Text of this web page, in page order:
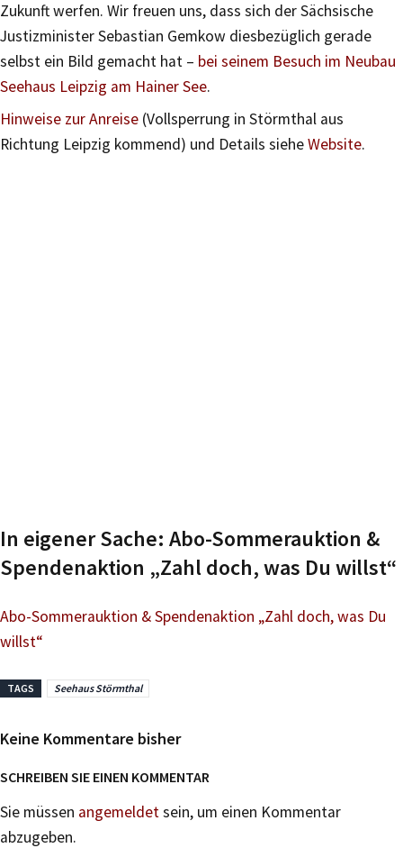
Zukunft werfen. Wir freuen uns, dass sich der Sächsische
Justizminister Sebastian Gemkow diesbezüglich gerade
selbst ein Bild gemacht hat – bei seinem Besuch im Neubau
Seehaus Leipzig am Hainer See.
Hinweise zur Anreise (Vollsperrung in Störmthal aus
Richtung Leipzig kommend) und Details sieheWebsite.
In eigener Sache: Abo-Sommerauktion &
Spendenaktion „Zahl doch, was Du willst“
Abo-Sommerauktion & Spendenaktion „Zahl doch, was Du
willst“
TAGS Seehaus Störmthal
Keine Kommentare bisher
SCHREIBEN SIE EINEN KOMMENTAR
Sie müssen angemeldetsein, um einen Kommentar
abzugeben.